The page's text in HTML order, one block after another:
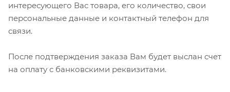
интересующего Вас товара, его количество, свои
персональные данные и контактный телефон для
связи.
После подтверждения заказа Вам будет выслан счет
на оплату с банковскими реквизитами.